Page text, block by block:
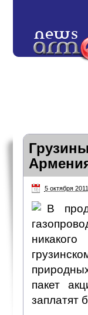
5 октября
В
пакет
заплатят